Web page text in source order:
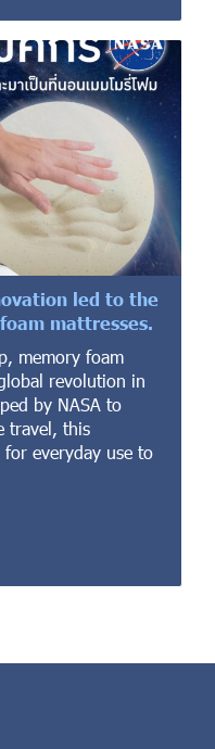
led to the
mattresses.
memory foam
revolution in
by NASA to
travel, this
everyday use to